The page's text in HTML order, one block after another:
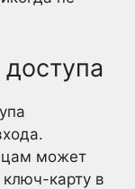
может
ключ-карту в